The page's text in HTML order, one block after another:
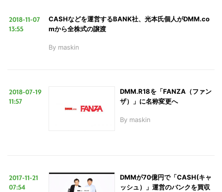
2018-11-07
13:55
CASHなどを運営するBANK社、光本氏個人がDMM.co
mから全株式の譲渡
By maskin
2018-07-19
11:57
DMM.R18を「FANZA（ファン
ザ）」に名称変更へ
By maskin
2017-11-21
07:54
DMMが70億円で「CASH(キャ
ッシュ）」運営のバンクを買収